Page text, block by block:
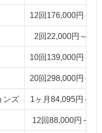
12回176,000円～
2回22,000円～
10回139,000円～
20回298,000円～
ンズ 1ヶ月84,095円～
12回88,000円～